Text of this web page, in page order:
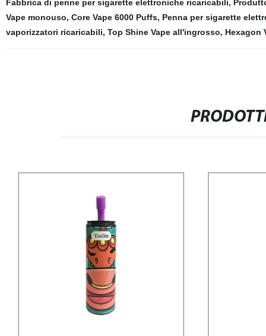
Fabbrica di penne per sigarette elettroniche ricaricabili,
Vape monouso, Core Vape 6000 Puffs, Penna per sigarette
vaporizzatori ricaricabili, Top Shine Vape all'ingrosso, Hexagon